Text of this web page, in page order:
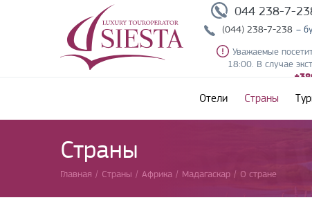
044 238-7-
(044) 238-7-238 –
Уважаемые
18:00. В случае
Отели Страны
Страны
Главная / Страны / Африка / Мадагаскар / О стране